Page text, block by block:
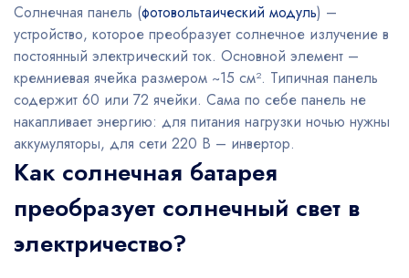
Солнечная панель (фотовольтаический модуль) –
устройство, которое преобразует солнечное излучение в
постоянный электрический ток. Основной элемент –
кремниевая ячейка размером ~15 см². Типичная панель
содержит 60 или 72 ячейки. Сама по себе панель не
накапливает энергию: для питания нагрузки ночью нужны
аккумуляторы, для сети 220 В – инвертор.
Как солнечная батарея
преобразует солнечный свет в
электричество?